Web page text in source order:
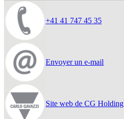
+41 41 747 45 35
Envoyer un e-mail
Site web de CG Holding